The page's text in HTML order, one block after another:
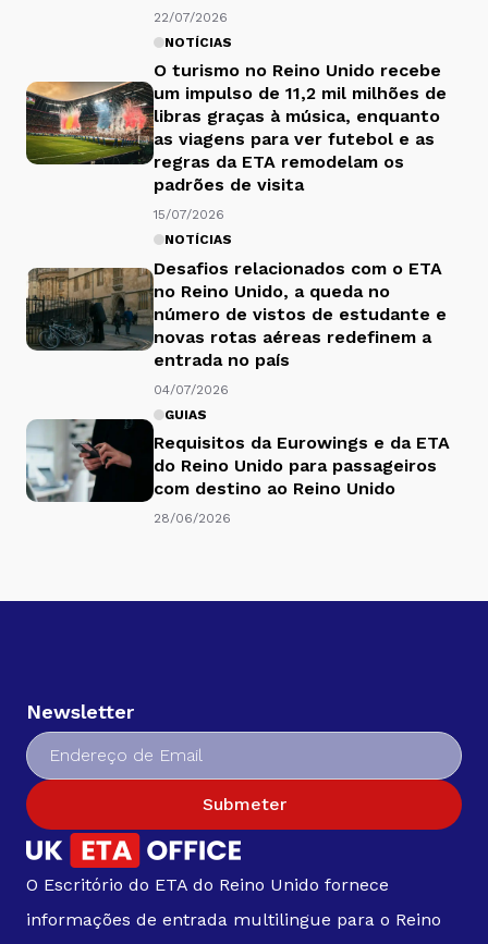
22/07/2026
NOTÍCIAS
O turismo no Reino Unido recebe
um impulso de 11,2 mil milhões de
libras graças à música, enquanto
as viagens para ver futebol e as
regras da ETA remodelam os
padrões de visita
15/07/2026
NOTÍCIAS
Desafios relacionados com o ETA
no Reino Unido, a queda no
número de vistos de estudante e
novas rotas aéreas redefinem a
entrada no país
04/07/2026
GUIAS
Requisitos da Eurowings e da ETA
do Reino Unido para passageiros
com destino ao Reino Unido
28/06/2026
Newsletter
Submeter
O Escritório do ETA do Reino Unido fornece
informações de entrada multilingue para o Reino